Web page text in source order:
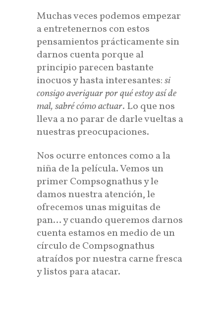
Muchas veces podemos empezar
a entretenernos con estos
pensamientos prácticamente sin
darnos cuenta porque al
principio parecen bastante
inocuos y hasta interesantes:si
consigo averiguar por qué estoy así de
mal, sabré cómo actuar. Lo que nos
lleva a no parar de darle vueltas a
nuestras preocupaciones.
Nos ocurre entonces como a la
niña de la película. Vemos un
primer Compsognathus y le
damos nuestra atención, le
ofrecemos unas miguitas de
pan… y cuando queremos darnos
cuenta estamos en medio de un
círculo de Compsognathus
atraídos por nuestra carne fresca
y listos para atacar.